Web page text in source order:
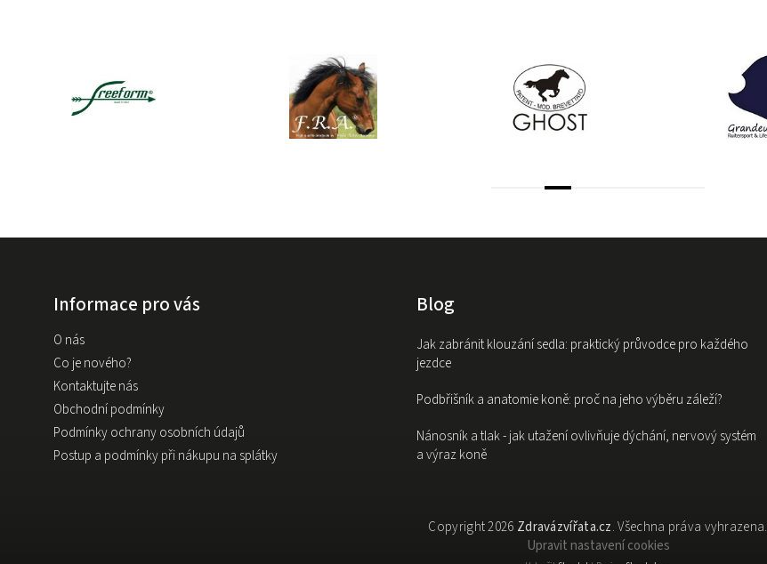
Informace pro vás
O nás
Co je nového?
Kontaktujte nás
Obchodní podmínky
Podmínky ochrany osobních údajů
Postup a podmínky při nákupu na splátky
Blog
Jak zabránit klouzání sedla: praktický průvodce pro každého
jezdce
Podbřišník a anatomie koně: proč na jeho výběru záleží?
Nánosník a tlak - jak utažení ovlivňuje dýchání, nervový systém
a výraz koně
Copyright 2026 Zdravázvířata.cz. Všechna práva vyhrazena.
Upravit nastavení cookies